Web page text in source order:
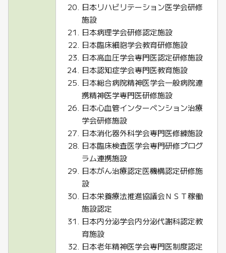
日本リハビリテーション医学会研修
施設
日本病理学会研修認定施設
日本臨床細胞学会教育研修施設
日本高血圧学会専門医認定研修施設
日本認知症学会専門医教育施設
日本総合病院精神医学会一般病院連
携精神医学専門医研修施設
日本心血管インターベンション治療
学会研修施設
日本消化器外科学会専門医修練施設
日本臨床検査医学会専門研修プログ
ラム連携施設
日本がん治療認定医機構認定研修施
設
日本栄養療法推進協議会ＮＳＴ稼働
施設認定
日本内分泌学会内分泌代謝科認定教
育施設
日本老年精神医学会専門医制度認定